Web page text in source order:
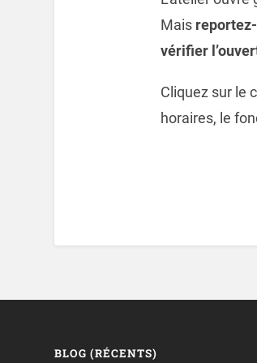
Mais
vérifier
Cliquez sur le
horaires, le
BLOG (RÉCENTS)